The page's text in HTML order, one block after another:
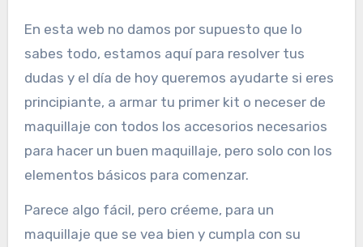
En esta web no damos por supuesto que lo
sabes todo, estamos aquí para resolver tus
dudas y el día de hoy queremos ayudarte si eres
principiante, a armar tu primer kit o neceser de
maquillaje con todos los accesorios necesarios
para hacer un buen maquillaje, pero solo con los
elementos básicos para comenzar.
Parece algo fácil, pero créeme, para un
maquillaje que se vea bien y cumpla con su